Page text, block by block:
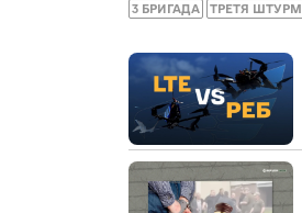
3 БРИГАДА ТРЕТЯ